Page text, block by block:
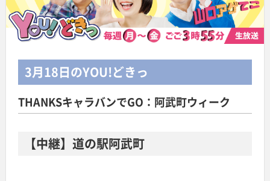
3月18日のYOU!どきっ
THANKSキャラバンでGO：阿武町ウィーク
【中継】道の駅阿武町